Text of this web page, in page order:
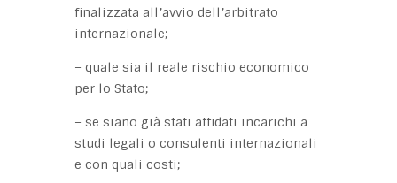
finalizzata all’avvio dell’arbitrato
internazionale;
– quale sia il reale rischio economico
per lo Stato;
– se siano già stati affidati incarichi a
studi legali o consulenti internazionali
e con quali costi;